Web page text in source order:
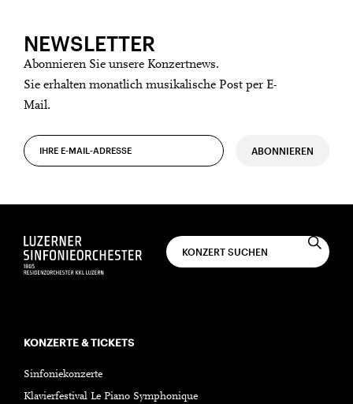
NEWSLETTER
Abonnieren Sie unsere Konzertnews.
Sie erhalten monatlich musikalische Post per E-
Mail.
ABONNIEREN
KONZERTE & TICKETS
Sinfoniekonzerte
Klavierfestival Le Piano Symphonique